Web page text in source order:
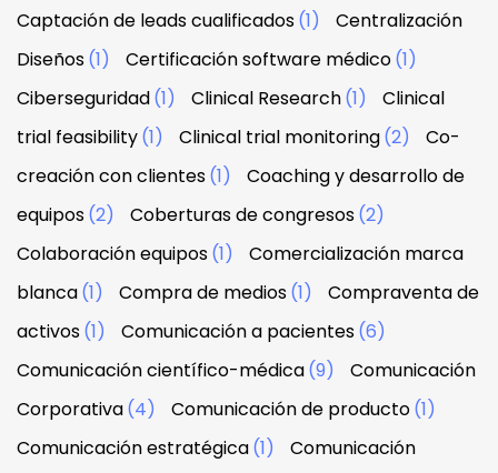
Captación de leads cualificados(1)
Centralización
Diseños(1) Certificación software médico(1)
Ciberseguridad(1) Clinical Research(1)
Clinical
trial feasibility(1) Clinical trial monitoring(2)
Co-
creación con clientes(1)
Coaching y desarrollo de
equipos(2) Coberturas de congresos(2)
Colaboración equipos(1)
Comercialización marca
blanca(1) Compra de medios(1)
Compraventa de
activos(1) Comunicación a pacientes(6)
Comunicación científico-médica(9)
Comunicación
Corporativa(4) Comunicación de producto(1)
Comunicación estratégica(1)
Comunicación